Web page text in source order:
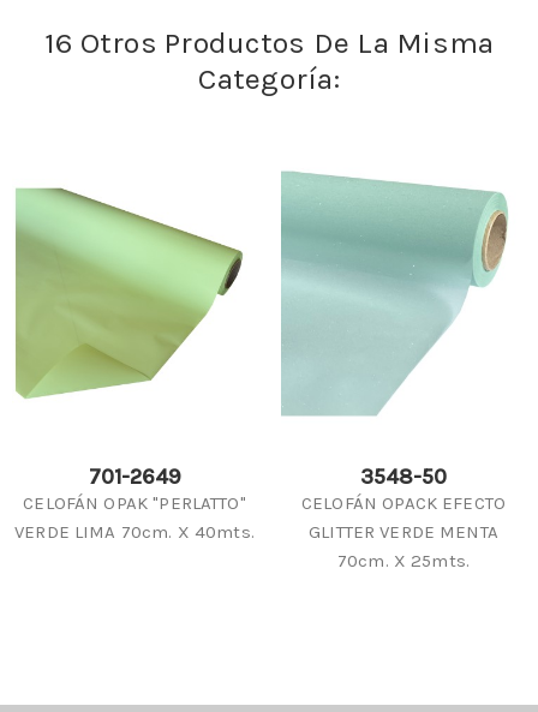
16 Otros Productos De La Misma
Categoría:
701-2649
CELOFÁN OPAK "PERLATTO"
VERDE LIMA 70cm. X 40mts.
3548-50
CELOFÁN OPACK EFECTO
GLITTER VERDE MENTA
70cm. X 25mts.